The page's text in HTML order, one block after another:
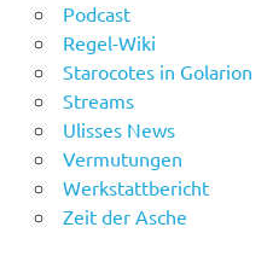
Podcast
Regel-Wiki
Starocotes in Golarion
Streams
Ulisses News
Vermutungen
Werkstattbericht
Zeit der Asche